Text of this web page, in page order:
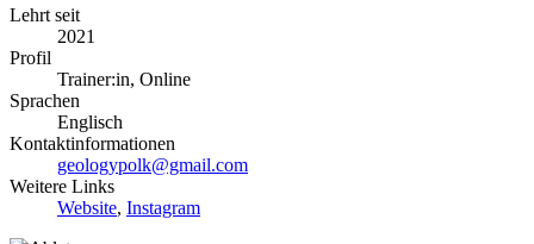
Lehrt seit
2021
Profil
Trainer:in, Online
Sprachen
Englisch
Kontaktinformationen
geologypolk@gmail.com
Weitere Links
Website, Instagram